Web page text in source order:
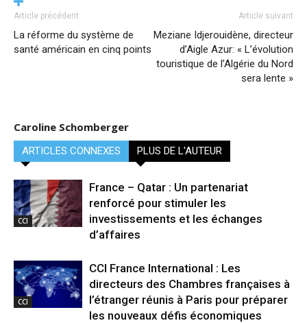
Article précédent
La réforme du système de
santé américain en cinq points
Article suivant
Meziane Idjerouidène, directeur
d’Aigle Azur: « L’évolution
touristique de l’Algérie du Nord
sera lente »
Caroline Schomberger
ARTICLES CONNEXES PLUS DE L'AUTEUR
CCI
France – Qatar : Un partenariat
renforcé pour stimuler les
investissements et les échanges
d’affaires
CCI
CCI France International : Les
directeurs des Chambres françaises à
l’étranger réunis à Paris pour préparer
les nouveaux défis économiques